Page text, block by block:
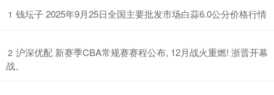
1 ​钱坛子 2025年9月25日全国主要批发市场白蒜6.0公分价格行情
2 ​沪深优配 新赛季CBA常规赛赛程公布, 12月战火重燃! 浙晋开幕
战。